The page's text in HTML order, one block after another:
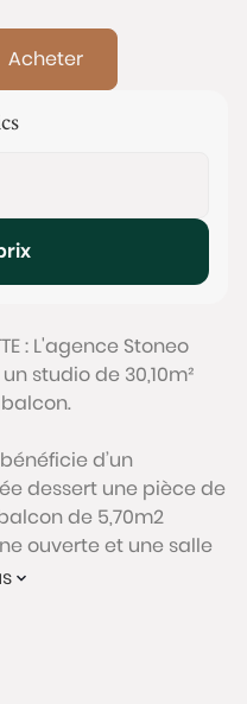
Acheter
: L'agence Stoneo
studio de 30,10m²
d’un
dessert une pièce de
de 5,70m2
ouverte et une salle
culturels, du parc